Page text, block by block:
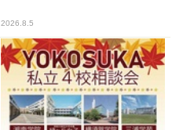
2026.8.5